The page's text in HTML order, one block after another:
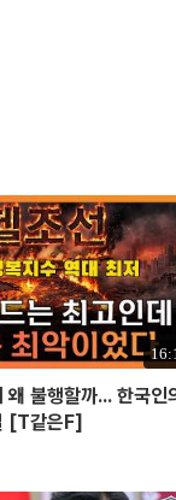
왜 불행할까... 한국인
[T같은F]